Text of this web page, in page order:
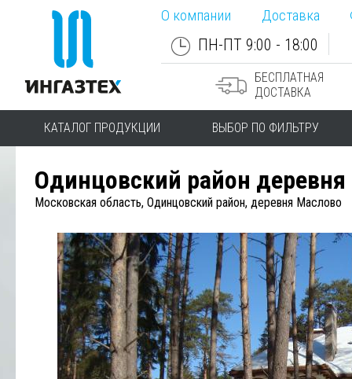
О компании Доставка
ПН-ПТ 9:00 - 18:00
БЕСПЛАТНАЯ
ДОСТАВКА
КАТАЛОГ ПРОДУКЦИИ ВЫБОР ПО ФИЛЬТРУ
Одинцовский район
Московская область, Одинцовский район, деревня Маслово